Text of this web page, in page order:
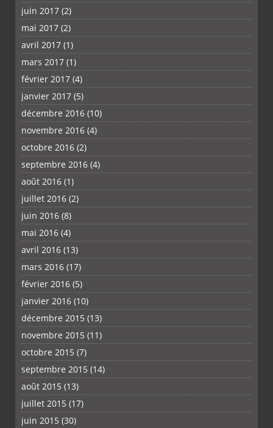
juin 2017 (2)
mai 2017 (2)
avril 2017 (1)
mars 2017 (1)
février 2017 (4)
janvier 2017 (5)
décembre 2016 (10)
novembre 2016 (4)
octobre 2016 (2)
septembre 2016 (4)
août 2016 (1)
juillet 2016 (2)
juin 2016 (8)
mai 2016 (4)
avril 2016 (13)
mars 2016 (17)
février 2016 (5)
janvier 2016 (10)
décembre 2015 (13)
novembre 2015 (11)
octobre 2015 (7)
septembre 2015 (14)
août 2015 (13)
juillet 2015 (17)
juin 2015 (30)